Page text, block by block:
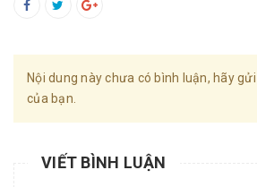
Nội dung này chưa có bình luận, hãy
của bạn.
VIẾT BÌNH LUẬN